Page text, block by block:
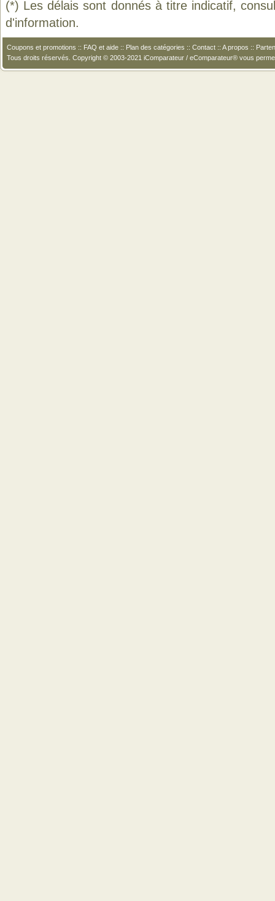
(*) Les délais sont donnés à titre indicatif,
d'information.
Coupons et promotions :: FAQ et aide :: Plan des catégories :: Contact :: A propos ::
Tous droits réservés. Copyright © 2003-2021 iComparateur / eComparateur® vous